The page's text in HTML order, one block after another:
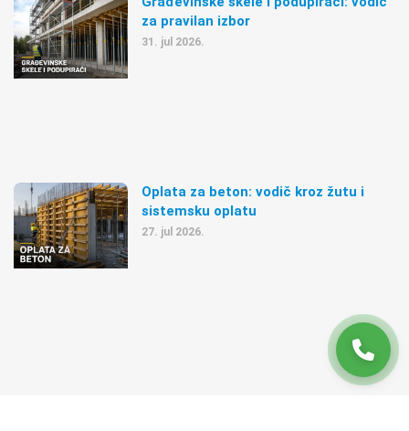
za pravilan izbor
31. jul 2026.
Oplata za beton: vodič kroz žutu i
sistemsku oplatu
27. jul 2026.